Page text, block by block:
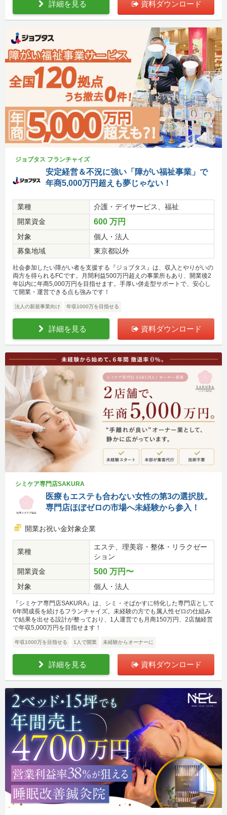
詳細を見る 資料ダウンロード
ジョブタス フランチャイズ
安定経営＆不況に強い「障がい福祉事業」で
年商5,000万円超えも夢じゃない！
業種
介護・デイサービス、福祉
開業資金
600 万円
対象
個人・法人
募集地域
東京都以外
社会参加したい障がい者を支援する『ジョブタス』は、収入とやりがいの
両方を得られるFCです。月間利益500万円超えの事業所もあり、開業後2
年以内に年商5,000万円を目指せます。手厚い併走型サポートで、安心し
て開業・運営できる点も強みです！
法人の新規事業向け 年収1000万を目指せる
詳細を見る 資料ダウンロード
シミケア専門店SAKURA
医療もエステも合わない女性の第3の選択肢。
専門店ほぼゼロの市場へ未経験から参入！
開業お祝い金対象企業
業種
エステ、理美容・整体・リラクゼー
ション
開業資金
500 万円〜
対象 個人・法人
『シミケア専門店SAKURA』は、シミ・そばかすに特化した専門店として
6年間成長を続けるフランチャイズ。未経験の方でも属人性ゼロの仕組み
で結果を出せる設計が整っており、1人運営でも月商150万円、2店舗経営
で年収5,000万円を目指せます！
年収1000万を目指せる 1人で開業 未経験からオーナーに
詳細を見る 資料ダウンロード